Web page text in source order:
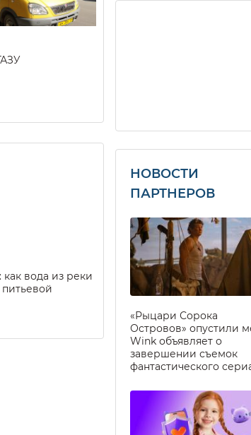
как вода из реки
питьевой
НОВОСТИ
ПАРТНЕРОВ
«Рыцари Сорока
Островов» опустили
Wink объявляет о
завершении съемок
фантастического